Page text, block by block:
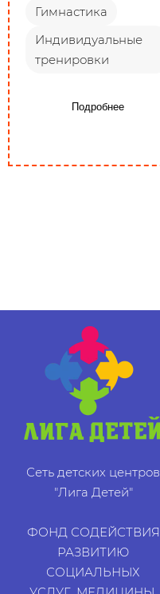
Гимнастика
Индивидуальные
тренировки
Подробнее
Сеть детских центров
"Лига Детей"
ФОНД СОДЕЙСТВИЯ
РАЗВИТИЮ
СОЦИАЛЬНЫХ